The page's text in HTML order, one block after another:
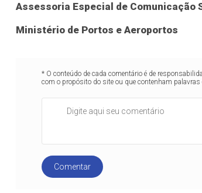
Assessoria Especial de Comunicação
Ministério de Portos e Aeroportos
* O conteúdo de cada comentário é de
com o propósito do site ou que contenham palavras
Comentar